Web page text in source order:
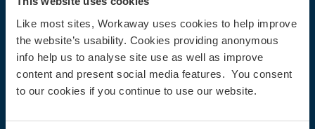
Like most sites, Workaway uses cookies to help improve
the website’s usability. Cookies providing anonymous
info help us to analyse site use as well as improve
content and present social media features. You consent
to our cookies if you continue to use our website.
Encontrar um anfitrião
Informações para anfitriões
Informações para Workawayers
Cadastrar-se como workawayer